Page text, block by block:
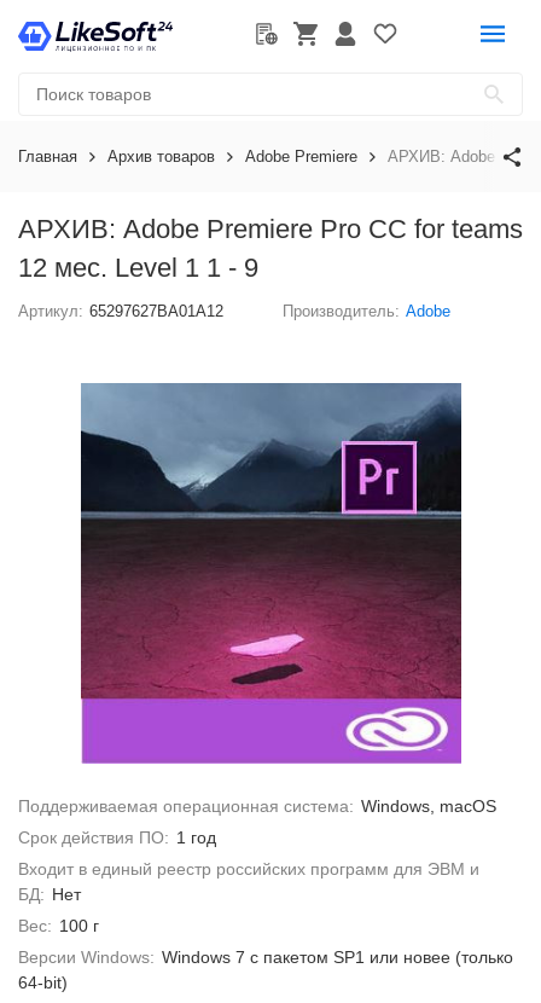
Главная Архив товаров Adobe Premiere АРХИВ: Adobe
АРХИВ: Adobe Premiere Pro CC for teams
12 мес. Level 1 1 - 9
Артикул: 65297627BA01A12 Производитель: Adobe
Поддерживаемая операционная система: Windows, macOS
Срок действия ПО: 1 год
Входит в единый реестр российских программ для ЭВМ и
БД: Нет
Вес: 100 г
Версии Windows: Windows 7 с пакетом SP1 или новее (только
64-bit)